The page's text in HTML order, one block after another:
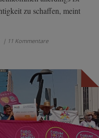
zu schaffen, meint
| 11 Kommentare